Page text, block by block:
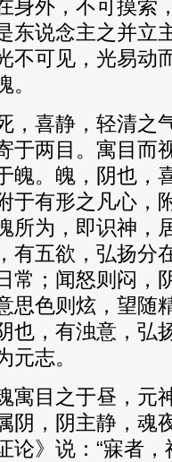
身外，不可摸索
东说念主之并立
不可见，光易动
，喜静，轻清之
于两目。寓目而
魄。魄，阴也，
于有形之凡心，
所为，即识神，
有五欲，弘扬分
常；闻怒则闷，
思色则炫，望随
也，有浊意，弘
元志。
寓目之于昼，元
阴，阴主静，魂
论》说：“寐者